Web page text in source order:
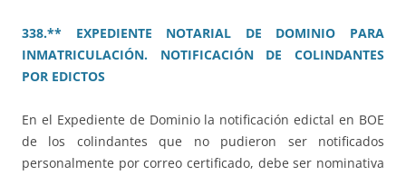
338.** EXPEDIENTE NOTARIAL DE DOMINIO PARA
INMATRICULACIÓN. NOTIFICACIÓN DE COLINDANTES
POR EDICTOS
En el Expediente de Dominio la notificación edictal en BOE
de los colindantes que no pudieron ser notificados
personalmente por correo certificado, debe ser nominativa